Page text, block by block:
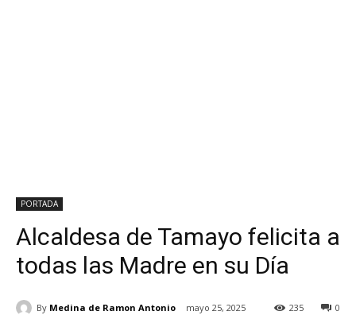
PORTADA
Alcaldesa de Tamayo felicita a
todas las Madre en su Día
By Medina de Ramon Antonio mayo 25, 2025 0
235